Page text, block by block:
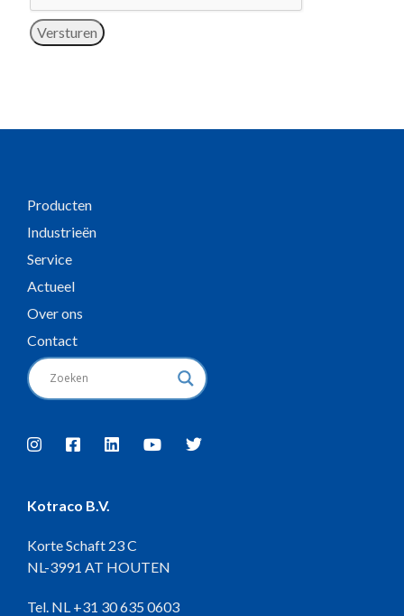
Versturen
Producten
Industrieën
Service
Actueel
Over ons
Contact
Kotraco B.V.
Korte Schaft 23 C
NL-3991 AT HOUTEN
Tel. NL +31 30 635 0603